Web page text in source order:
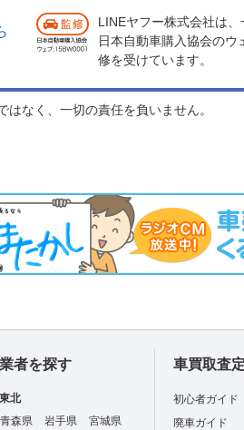
LINEヤフー株式会社は、
日本自動車購入協会のウ
修を受けています。
なく、一切の責任を負いません。
者を探す
北
青森県 岩手県
宮城県
車買取査
初心者ガイド
廃車ガイド